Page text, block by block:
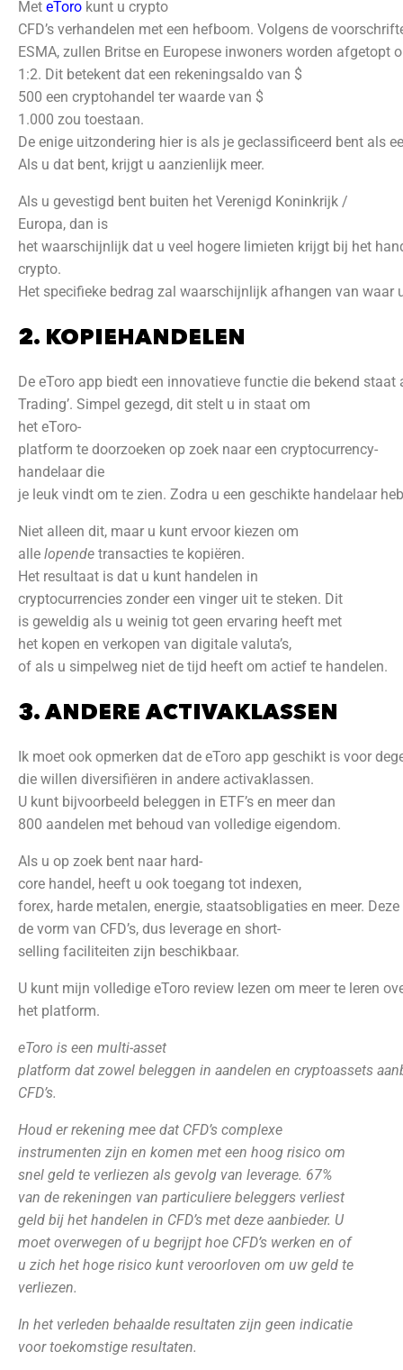
Met eToro kunt u crypto
CFD’s verhandelen met een hefboom. Volgens de
ESMA, zullen Britse en Europese inwoners worden afgetopt
1:2. Dit betekent dat een rekeningsaldo van $
500 een cryptohandel ter waarde van $
1.000 zou toestaan.
De enige uitzondering hier is als je geclassificeerd bent als
Als u dat bent, krijgt u aanzienlijk meer.
Als u gevestigd bent buiten het Verenigd Koninkrijk /
Europa, dan is
het waarschijnlijk dat u veel hogere limieten krijgt bij het
crypto.
Het specifieke bedrag zal waarschijnlijk afhangen van waar
2. KOPIEHANDELEN
De eToro app biedt een innovatieve functie die bekend staat
Trading’. Simpel gezegd, dit stelt u in staat om
het eToro-
platform te doorzoeken op zoek naar een cryptocurrency-
handelaar die
je leuk vindt om te zien. Zodra u een geschikte handelaar
Niet alleen dit, maar u kunt ervoor kiezen om
alle lopende transacties te kopiëren.
Het resultaat is dat u kunt handelen in
cryptocurrencies zonder een vinger uit te steken. Dit
is geweldig als u weinig tot geen ervaring heeft met
het kopen en verkopen van digitale valuta’s,
of als u simpelweg niet de tijd heeft om actief te handelen.
3. ANDERE ACTIVAKLASSEN
Ik moet ook opmerken dat de eToro app geschikt is voor
die willen diversifiëren in andere activaklassen.
U kunt bijvoorbeeld beleggen in ETF’s en meer dan
800 aandelen met behoud van volledige eigendom.
Als u op zoek bent naar hard-
core handel, heeft u ook toegang tot indexen,
forex, harde metalen, energie, staatsobligaties en meer.
de vorm van CFD’s, dus leverage en short-
selling faciliteiten zijn beschikbaar.
U kunt mijn volledige eToro review lezen om meer te leren
het platform.
eToro is een multi-asset
platform dat zowel beleggen in aandelen en cryptoassets
CFD’s.
Houd er rekening mee dat CFD’s complexe
instrumenten zijn en komen met een hoog risico om
snel geld te verliezen als gevolg van leverage. 67%
van de rekeningen van particuliere beleggers verliest
geld bij het handelen in CFD’s met deze aanbieder. U
moet overwegen of u begrijpt hoe CFD’s werken en of
u zich het hoge risico kunt veroorloven om uw geld te
verliezen.
In het verleden behaalde resultaten zijn geen indicatie
voor toekomstige resultaten.